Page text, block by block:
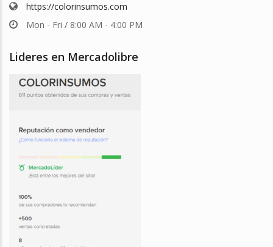
https://colorinsumos.com
Mon - Fri / 8:00 AM - 4:00 PM
Lideres en Mercadolibre